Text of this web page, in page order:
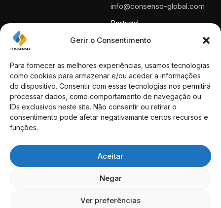
Gerir o Consentimento
Para fornecer as melhores experiências, usamos tecnologias
como cookies para armazenar e/ou aceder a informações
do dispositivo. Consentir com essas tecnologias nos permitirá
processar dados, como comportamento de navegação ou
IDs exclusivos neste site. Não consentir ou retirar o
consentimento pode afetar negativamante certos recursos e
funções.
Aceitar
Negar
Ver preferências
info@consenso-global.com
Portugal
España
+34 930 460 118
Direcciones
Rua das Portas de Santo
Antão, n.º 89 1169-022 Lisboa
Passeig de Gràcia 53 Ático
08007 Barcelona – España